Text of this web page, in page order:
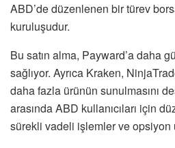
ABD’de düzenlenen bir türev
kuruluşudur.
Bu satın alma, Payward’a daha
sağlıyor. Ayrıca Kraken,
daha fazla ürünün sunulmasını
arasında ABD kullanıcıları için
sürekli vadeli işlemler ve opsiyon